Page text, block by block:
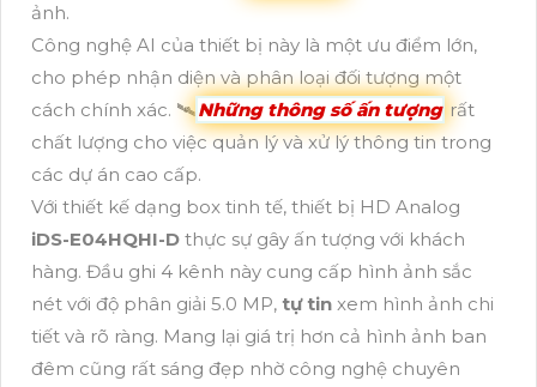
ảnh.
Công nghệ AI của thiết bị này là một ưu điểm lớn,
cho phép nhận diện và phân loại đối tượng một
cách chính xác. 🛰Những thông số ấn tượng rất
chất lượng cho việc quản lý và xử lý thông tin trong
các dự án cao cấp.
Với thiết kế dạng box tinh tế, thiết bị HD Analog
iDS-E04HQHI-D thực sự gây ấn tượng với khách
hàng. Đầu ghi 4 kênh này cung cấp hình ảnh sắc
nét với độ phân giải 5.0 MP, tự tin xem hình ảnh chi
tiết và rõ ràng. Mang lại giá trị hơn cả hình ảnh ban
đêm cũng rất sáng đẹp nhờ công nghệ chuyên